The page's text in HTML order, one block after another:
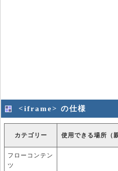
<iframe> の仕様
カテゴリー 使用できる場所（
フローコンテン
ツ